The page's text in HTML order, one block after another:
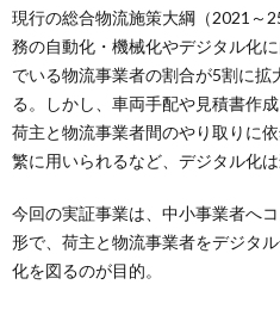
現行の総合物流施策大綱（2021～
務の自動化・機械化やデジタル化
でいる物流事業者の割合が5割に
る。しかし、車両手配や見積書作
荷主と物流事業者間のやり取りに
繁に用いられるなど、デジタル化
今回の実証事業は、中小事業者へ
形で、荷主と物流事業者をデジタ
化を図るのが目的。